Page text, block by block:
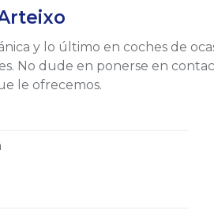
y lo último en coches de
No dude en ponerse en
le ofrecemos.